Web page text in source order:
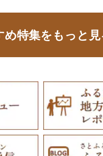
め特集をもっと